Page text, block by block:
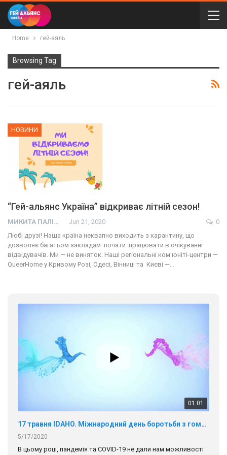
Home гей-аяль
Browsing Tag
гей-аяль
НОВИНИ
“Гей-альянс Україна” відкриває літній сезон!
МИКИТА ПАЛІЙ Jun 21, 2020
0
Любі друзі! Наша країна неквапно виходить з карантину, що
дозволяє багатьом закладам почати працювати в очікуванні
відвідувачів. Ми — не виняток. Наші регіональні ком'юніті-центри —
QueerHome у Кривому Розі, Одесі, Вінниці та Києві —…
01:01
17 травня IDAHO. Міжнародний день боротьби з гомофобією трансфобією і біфобія.
5/17/2020
В цьому році, пандемія та COVІD-19 не дали нам можливості